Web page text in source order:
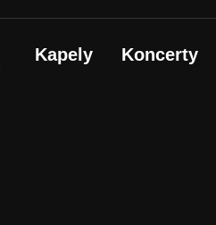
Kapely Koncerty